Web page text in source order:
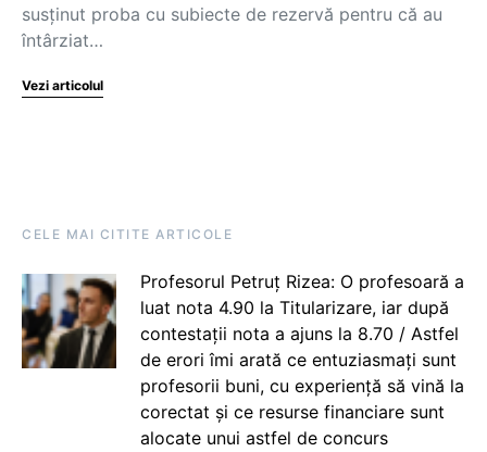
susținut proba cu subiecte de rezervă pentru că au
întârziat…
Vezi articolul
CELE MAI CITITE ARTICOLE
Profesorul Petruț Rizea: O profesoară a
luat nota 4.90 la Titularizare, iar după
contestații nota a ajuns la 8.70 / Astfel
de erori îmi arată ce entuziasmați sunt
profesorii buni, cu experiență să vină la
corectat și ce resurse financiare sunt
alocate unui astfel de concurs